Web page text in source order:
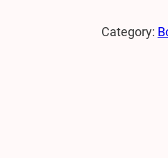
‘Category: